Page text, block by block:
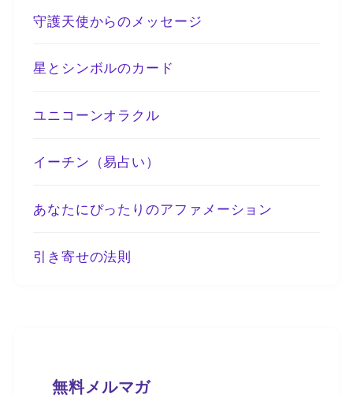
守護天使からのメッセージ
星とシンボルのカード
ユニコーンオラクル
イーチン（易占い）
あなたにぴったりのアファメーション
引き寄せの法則
無料メルマガ